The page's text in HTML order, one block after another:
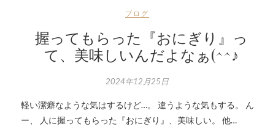
ブログ
握ってもらった『おにぎり』っ
て、美味しいんだよなぁ(^^♪
2024年12月25日
軽い潔癖なような気はするけど…。 違うような気もする。 ん
ー、 人に握ってもらった『おにぎり』、美味しい。 他…